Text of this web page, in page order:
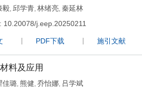
毅, 邱学青, 林绪亮, 秦延林
10.20078/j.eep.20250211
PDF下载 施引文献
料及应用
佳璐, 熊健, 乔怡娜, 吕学斌